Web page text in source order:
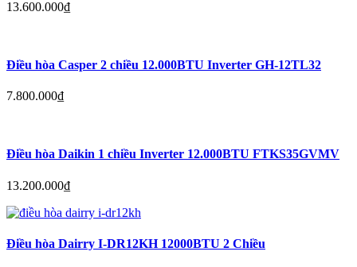
13.600.000₫
Điều hòa Casper 2 chiều 12.000BTU Inverter GH-12TL32
7.800.000₫
Điều hòa Daikin 1 chiều Inverter 12.000BTU FTKS35GVMV
13.200.000₫
Điều hòa Dairry I-DR12KH 12000BTU 2 Chiều